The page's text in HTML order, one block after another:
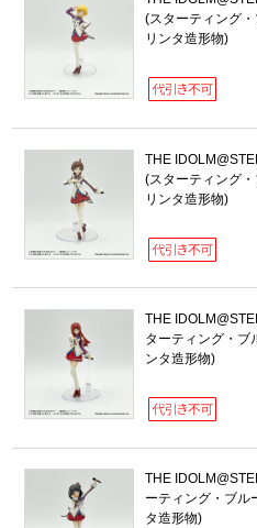
(スターティング
リンタ造形物)
THE
(スターティング
リンタ造形物)
THE
ターティング・ブ
ンタ造形物)
THE
ーティング・ブル
タ造形物)